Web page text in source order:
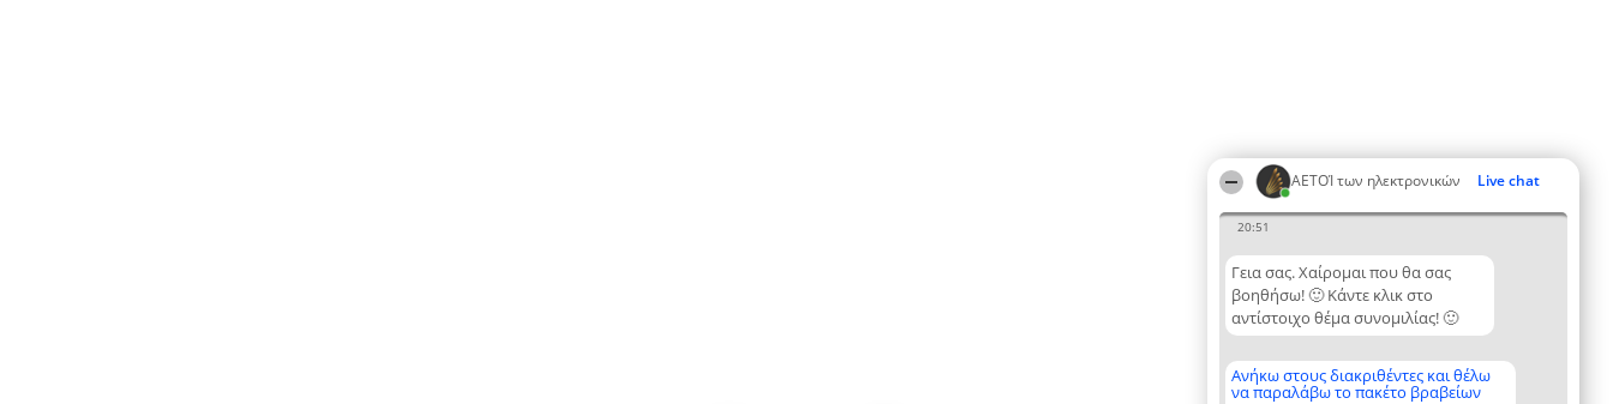
ΑΕΤΟΊ των ηλεκτρονικών Live chat
20:51
Γεια σας. Χαίρομαι που θα σας
βοηθήσω! 🙂 Κάντε κλικ στο
αντίστοιχο θέμα συνομιλίας! 🙂
Ανήκω στους διακριθέντες και θέλω
να παραλάβω το πακέτο βραβείων